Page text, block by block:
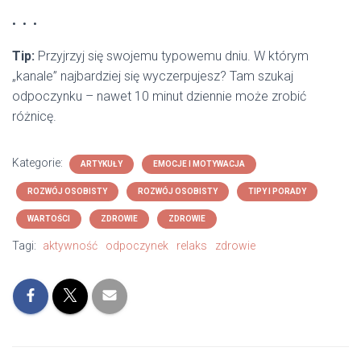
• • •
Tip: Przyjrzyj się swojemu typowemu dniu. W którym
„kanale” najbardziej się wyczerpujesz? Tam szukaj
odpoczynku – nawet 10 minut dziennie może zrobić
różnicę.
Kategorie: ARTYKUŁY EMOCJE I MOTYWACJA
ROZWÓJ OSOBISTY ROZWÓJ OSOBISTY TIPY I PORADY
WARTOŚCI ZDROWIE ZDROWIE
Tagi: aktywność odpoczynek relaks zdrowie